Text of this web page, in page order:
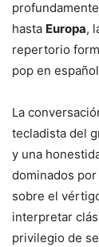
hasta Europa,
repertorio
pop en
La
tecladista del
y una
dominados
sobre el
interpretar
privilegio de